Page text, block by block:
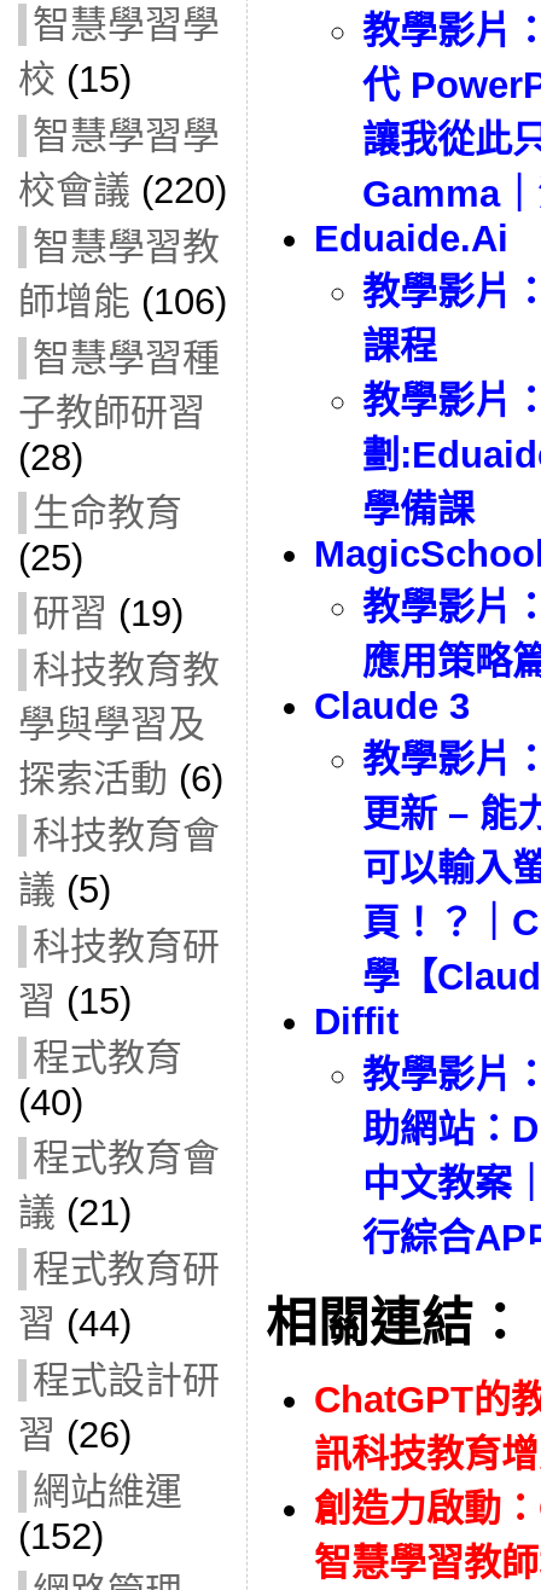
智慧學習學
校 (15)
智慧學習學
校會議 (220)
智慧學習教
師增能 (106)
智慧學習種
子教師研習
(28)
生命教育
(25)
研習 (19)
科技教育教
學與學習及
探索活動 (6)
科技教育會
議 (5)
科技教育研
習 (15)
程式教育
(40)
程式教育會
議 (21)
程式教育研
習 (44)
程式設計研
習 (26)
網站維運
(152)
教學影片
代
讓我從此
Gamma
Eduaide.Ai
教學影片
課程
教學影片
劃
學備課
教學影片
應用策略
Claude 3
教學影片
更新 – 能
可以輸入
頁！？｜
學【
Diffit
教學影片
助網站：
中文教案
行綜合AP
相關連結：
ChatGPT的
訊科技教育
創造力啟動
智慧學習教